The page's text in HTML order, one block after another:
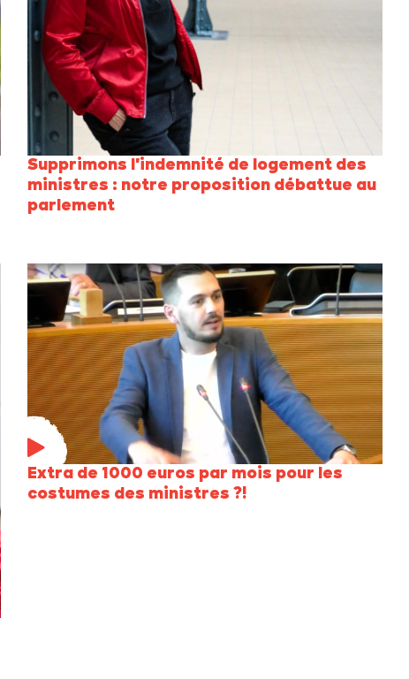
Supprimons l'indemnité de logement des
ministres : notre proposition débattue au
parlement
Extra de 1000 euros par mois pour les
costumes des ministres ?!